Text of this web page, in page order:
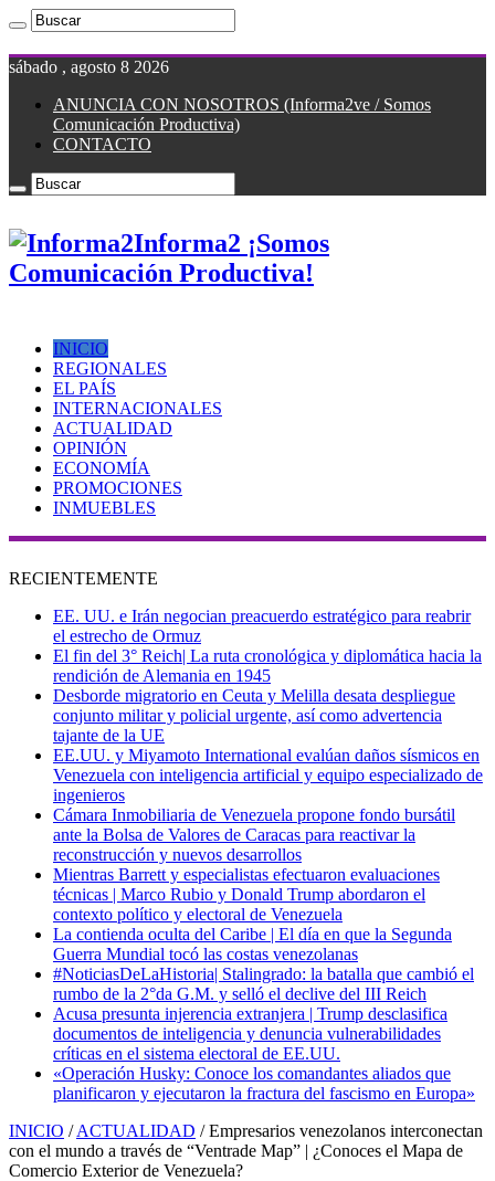
sábado , agosto 8 2026
ANUNCIA CON NOSOTROS (Informa2ve / Somos
Comunicación Productiva)
CONTACTO
Informa2 ¡Somos
Comunicación Productiva!
INICIO
REGIONALES
EL PAÍS
INTERNACIONALES
ACTUALIDAD
OPINIÓN
ECONOMÍA
PROMOCIONES
INMUEBLES
RECIENTEMENTE
EE. UU. e Irán negocian preacuerdo estratégico para reabrir
el estrecho de Ormuz
El fin del 3° Reich| La ruta cronológica y diplomática hacia la
rendición de Alemania en 1945
Desborde migratorio en Ceuta y Melilla desata despliegue
conjunto militar y policial urgente, así como advertencia
tajante de la UE
EE.UU. y Miyamoto International evalúan daños sísmicos en
Venezuela con inteligencia artificial y equipo especializado de
ingenieros
Cámara Inmobiliaria de Venezuela propone fondo bursátil
ante la Bolsa de Valores de Caracas para reactivar la
reconstrucción y nuevos desarrollos
Mientras Barrett y especialistas efectuaron evaluaciones
técnicas | Marco Rubio y Donald Trump abordaron el
contexto político y electoral de Venezuela
La contienda oculta del Caribe | El día en que la Segunda
Guerra Mundial tocó las costas venezolanas
#NoticiasDeLaHistoria| Stalingrado: la batalla que cambió el
rumbo de la 2°da G.M. y selló el declive del III Reich
Acusa presunta injerencia extranjera | Trump desclasifica
documentos de inteligencia y denuncia vulnerabilidades
críticas en el sistema electoral de EE.UU.
«Operación Husky: Conoce los comandantes aliados que
planificaron y ejecutaron la fractura del fascismo en Europa»
INICIO / ACTUALIDAD / Empresarios venezolanos interconectan
con el mundo a través de “Ventrade Map” | ¿Conoces el Mapa de
Comercio Exterior de Venezuela?